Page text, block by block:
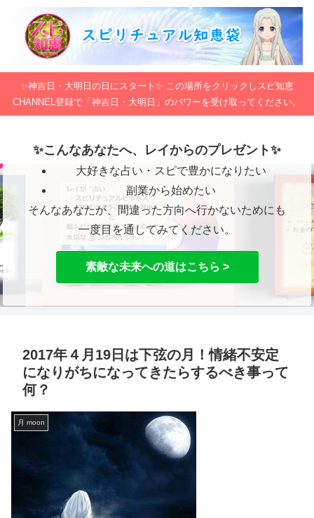
✨神吉日・大明日の日にスタート✨ この場所をクリックしスピ知恵
CHANNEL登録で「神吉日・大明日」のパワーを受け取ってください。
✨こんなあなたへ、レイからのプレゼント✨
大好きな占い・スピで豊かになりたい
副業から始めたい
そんなあなたが、間違った方向へ行かないためにも
一度目を通してみてください。
素敵な未来への道はこちら >
2017年４月19日は下弦の月！情緒不安定
になりがちになってきたらするべき事って
何？
月 moon